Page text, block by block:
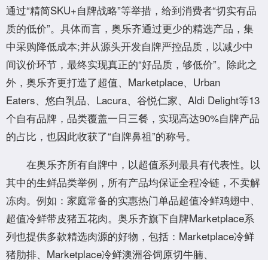
通过“精简SKU+自牌战略”等举措，给到消费者“切实有品
质的低价”。具体而言，奥乐齐通过更少的精选产品，集
中采购降低成本;并从源头开发自牌严控品质，以减少中
间议价环节，最终实现真正的“好品质，够低价”。除此之
外，奥乐齐更打造了超值、Marketplace、Urban
Eaters、悠白乳品、Lacura、谷悦仁家、Aldi Delight等13
个自有品牌，品类覆盖一日三餐，实现高达90%自牌产品
的占比，也因此收获了“自牌鼻祖”的称号。
在奥乐齐所有自牌中，以超值系列最具有代表性。以
其中的生鲜品类举例，所有产品均保证全程冷链，不卖解
冻肉。例如：家庭常备的实惠热门单品超值冷鲜鸡翅中、
超值冷鲜带皮猪五花肉。奥乐齐旗下自牌Marketplace系
列也提供多款精选肉源的好物，包括：Marketplace冷鲜
猪肋排、Marketplace冷鲜澳洲谷饲原切牛腩、